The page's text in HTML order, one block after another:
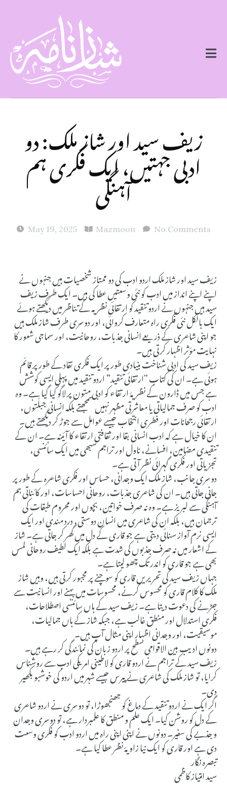
زیف سید اور شاز ملک: دو
ادبی جہتیں، ایک فکری ہم
آہنگی
May 19, 2025 Mazmoon No Comments
زیف سید اور شاز ملک اردو ادب کی دو ممتاز شخصیات ہیں جنہوں نے
اپنے اپنے انداز میں ادب کو نئی وسعتیں عطا کی ہیں۔ ایک طرف زیف
سید ہیں جنہوں نے اردو تنقید کو ارتقائی نظریہ کے تناظر میں دیکھتے ہوئے
ایک بالکل نئی فکری راہ متعارف کروائی، اور دوسری طرف شاز ملک ہیں
جو اپنی شاعری کے ذریعے انسانی جذبات، روحانیت، اور سماجی شعور کا
نہایت مؤثر اظہار کرتی ہیں۔
زیف سید کی ادبی شناخت بنیادی طور پر ایک فکری نقاد کے طور پر قائم
ہوئی ہے۔ ان کی کتاب “ارتقائی تنقید” اردو تنقید میں پہلی ایسی کوشش
ہے جس میں ڈارون کے نظریۂ ارتقاء کو ادبی متون پر لاگو کیا گیا ہے۔ وہ
ادب کو صرف جمالیاتی یا معاشرتی مظہر نہیں سمجھتے بلکہ انسانی جبلّتوں،
ارتقائی رجحانات اور فطری انتخاب جیسے عوامل سے جوڑ کر دیکھتے ہیں۔
ان کا خیال ہے کہ ادب انسانی بقا اور ثقافتی ارتقاء کا آئینہ ہے۔ ان کے
تنقیدی مضامین، افسانے، ناول اور تراجم سبھی میں ایک سائنسی،
تجزیاتی اور فکری گہرائی نظر آتی ہے۔
دوسری جانب، شاز ملک ایک وجدانی، حساس اور فکری شاعرہ کے طور پر
جانی جاتی ہیں۔ ان کی شاعری جذبات، روحانی احساسات، اور کائناتی ہم
آہنگی سے لبریز ہے۔ وہ نہ صرف خواتین، بچوں اور محروم طبقات کی
ترجمان ہیں، بلکہ ان کی شاعری میں انسان دوستی، درد مندی اور ایک
ایسی نرم آواز سنائی دیتی ہے جو قاری کے دل میں گھر کر جاتی ہے۔ شاز
کے اشعار میں نہ صرف جذبوں کی شدت ہے بلکہ ایک لطیف روحانی لمس
بھی ہے جو قاری کو اندر تک چھو لیتا ہے۔
جہاں زیف سید کی تحریریں قاری کو سوچنے پر مجبور کرتی ہیں، وہیں شاز
ملک کا کلام قاری کو محسوس کرنے، محسوسات میں بہنے اور انسانیت سے
جڑنے کی دعوت دیتا ہے۔ زیف سید کے ہاں سائنسی اصطلاحات،
فکری استدلال اور منطق غالب ہے، جبکہ شاز کے ہاں جمالیات،
موسیقیت، اور وجدانی اظہار اپنی مثال آپ ہیں۔
دونوں ادیب بین الاقوامی سطح پر اردو زبان کی نمائندگی کر رہے ہیں۔
زیف سید کے تراجم نے اردو قاری کو لاطینی امریکی ادب سے روشناس
کرایا، تو شاز ملک کی شاعری نے پیرس جیسے شہر میں اردو کی خوشبو بکھیر
دی۔
اگر ایک نے اردو تنقید کے دماغ کو جھنجھوڑا، تو دوسری نے اردو شاعری
کے دل کو روشن کیا۔ ایک علم و منطق کا علمبردار ہے، تو دوسری وجدان
و جذبے کی سفیر۔ دونوں نے اپنی اپنی راہ میں اردو ادب کو فکری وسعت
دی ہے اور قاری کو ایک نیا زاویۂ نظر عطا کیا ہے۔
تبصرہ نگار
سید امتیاز کاظمی